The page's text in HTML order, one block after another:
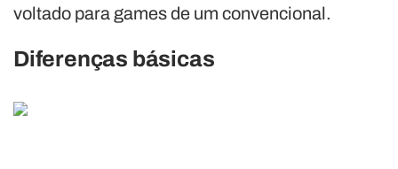
voltado para games de um convencional.
Diferenças básicas